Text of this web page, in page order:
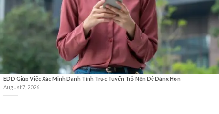
EDD Giúp Việc Xác Minh Danh Tính Trực Tuyến Trở Nên Dễ Dàng Hơn
August 7, 2026